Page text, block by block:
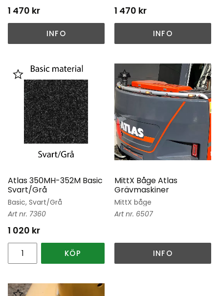
1 470 kr
INFO
1 470 kr
INFO
Atlas 350MH-352M Basic
Svart/Grå
Basic, Svart/Grå
7360
1 020 kr
Lägg till i favoriter
KÖP
MittX Båge Atlas
Grävmaskiner
MittX båge
6507
Lägg till i favoriter
INFO